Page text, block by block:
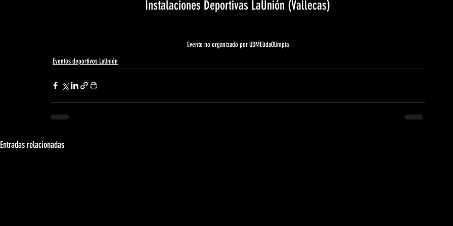
Instalaciones Deportivas LaUnión (Vallecas)
Evento no organizado por UDMElidaOlimpia
Eventos deportivos LaUnión
Entradas relacionadas